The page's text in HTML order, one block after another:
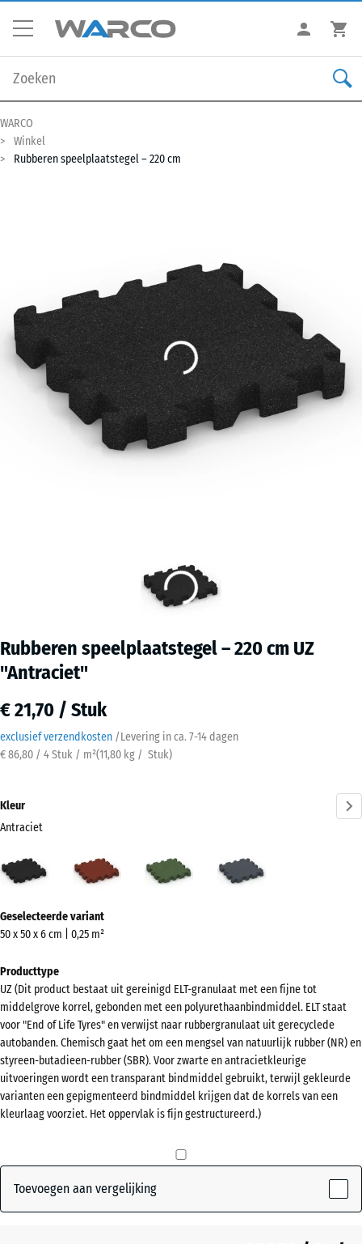
WARCO
Winkel
Rubberen speelplaatstegel – 220 cm
Rubberen speelplaatstegel – 220 cm UZ
"Antraciet"
€ 21,70 / Stuk
exclusief verzendkosten /Levering in ca. 7-14 dagen
€ 86,80 / 4 Stuk / m²(11,80 kg / Stuk)
Kleur
Antraciet
(active)
Baksteenrood Grasgroen
informatie
over
kleuren?
Kleurenpalet
weergeven
Antraciet(active)
Baksteenrood + € 0,50
Grasgroen + € 1,10
Geselecteerde variant
50 x 50 x 6 cm | 0,25 m²
Producttype
UZ (Dit product bestaat uit gereinigd ELT-granulaat met een fijne tot
middelgrove korrel, gebonden met een polyurethaanbindmiddel. ELT staat
voor "End of Life Tyres" en verwijst naar rubbergranulaat uit gerecyclede
autobanden. Chemisch gaat het om een mengsel van natuurlijk rubber (NR) en
styreen-butadieen-rubber (SBR). Voor zwarte en antracietkleurige
uitvoeringen wordt een transparant bindmiddel gebruikt, terwijl gekleurde
varianten een gepigmenteerd bindmiddel krijgen dat de korrels van een
kleurlaag voorziet. Het oppervlak is fijn gestructureerd.)
Toevoegen aan vergelijking